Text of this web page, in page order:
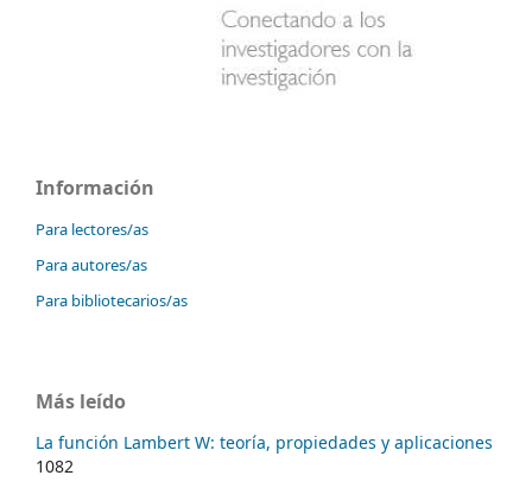
Información
Para lectores/as
Para autores/as
Para bibliotecarios/as
Más leído
La función Lambert W: teoría, propiedades y aplicaciones
1082